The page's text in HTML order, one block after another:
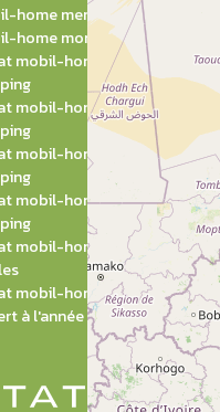
home mer
home montagne
mobil-home 1 chambre sur
mobil-home 2 chambres sur
mobil-home 3 chambres sur
mobil-home 4 chambres sur
mobil-home sur camping 5
mobil-home sur camping
à l'année